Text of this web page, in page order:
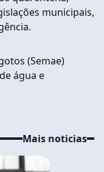
municipais,
(Semae)
água e
Mais noticias